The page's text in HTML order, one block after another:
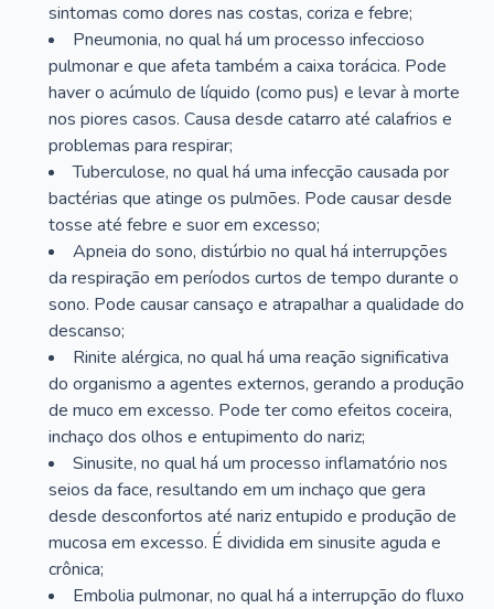
sintomas como dores nas costas, coriza e febre;
Pneumonia, no qual há um processo infeccioso
pulmonar e que afeta também a caixa torácica. Pode
haver o acúmulo de líquido (como pus) e levar à morte
nos piores casos. Causa desde catarro até calafrios e
problemas para respirar;
Tuberculose, no qual há uma infecção causada por
bactérias que atinge os pulmões. Pode causar desde
tosse até febre e suor em excesso;
Apneia do sono, distúrbio no qual há interrupções
da respiração em períodos curtos de tempo durante o
sono. Pode causar cansaço e atrapalhar a qualidade do
descanso;
Rinite alérgica, no qual há uma reação significativa
do organismo a agentes externos, gerando a produção
de muco em excesso. Pode ter como efeitos coceira,
inchaço dos olhos e entupimento do nariz;
Sinusite, no qual há um processo inflamatório nos
seios da face, resultando em um inchaço que gera
desde desconfortos até nariz entupido e produção de
mucosa em excesso. É dividida em sinusite aguda e
crônica;
Embolia pulmonar, no qual há a interrupção do fluxo